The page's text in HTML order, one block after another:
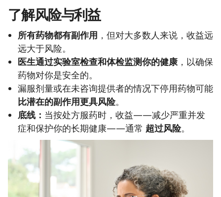
了解风险与利益
所有药物都有副作用 ，但对大多数人来说，收益远
远大于风险。
医生通过实验室检查和体检监测你的健康，以确保
药物对你是安全的。
漏服剂量或在未咨询提供者的情况下停用药物可能
比潜在的副作用更具风险。
底线： 当按处方服药时，收益——减少严重并发
症和保护你的长期健康——通常 超过风险。